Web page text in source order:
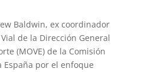
Baldwin, ex coordinador
de la Dirección General
(MOVE) de la Comisión
España por el enfoque